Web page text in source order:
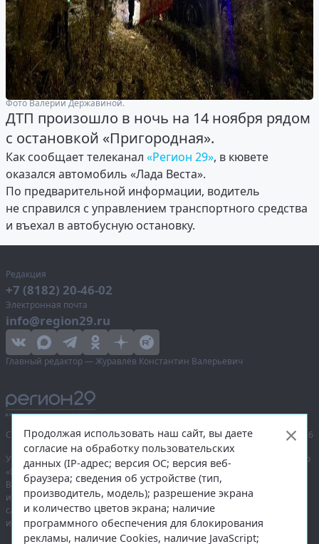
Фото Валерии Державиной.
ДТП произошло в ночь на 14 ноября рядом
с остановкой «Пригородная».
Как сообщает телеканал «Регион 29», в кювете
оказался автомобиль «Лада Веста».
По предварительной информации, водитель
не справился с управлением транспортного средства
и въехал в автобусную остановку.
Редакция
+7 (8182) 20-46-02
Электронная почта
info@region29.ru
Главный редактор — Журавлёв Константин Валерьевич
Сетевое издание «Информационное агентство Регион 29»,
© 2016–2026
Учредитель — общество с ограниченной ответственностью «Агентство
«Правда Севера».
Выписка из реестра зарегистрированных средств массовой
информации:ЭЛ № ФС 77-74226от 09.11.2018 выдано Федеральной
службой по надзору в сфере связи, информационных технологий
и массовых коммуникаций (Роскомнадзор).
Продолжая использовать наш сайт, вы даете
согласие на обработку пользовательских
данных (IP-адрес; версия ОС; версия веб-
браузера; сведения об устройстве (тип,
производитель, модель); разрешение экрана
и количество цветов экрана; наличие
программного обеспечения для блокирования
рекламы, наличие Cookies, наличие JavaScript;